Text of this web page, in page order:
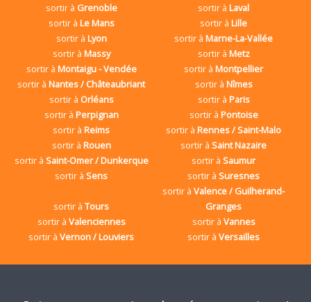
sortir à Grenoble sortir àLaval
sortir à Le Mans sortir àLille
sortir à Lyon sortir àMarne-La-Vallée
sortir à Massy sortir à Metz
sortir à Montaigu - Vendée sortir àMontpellier
sortir àNantes / Châteaubriant sortir à Nîmes
sortir à Orléans sortir à Paris
sortir à Perpignan sortir à Pontoise
sortir àReims sortir àRennes / Saint-Malo
sortir à Rouen sortir àSaint Nazaire
sortir à Saint-Omer / Dunkerque sortir àSaumur
sortir àSens sortir àSuresnes
sortir àTours
sortir àValence / Guilherand-
Granges
sortir à Valenciennes sortir à Vannes
sortir àVernon / Louviers sortir àVersailles